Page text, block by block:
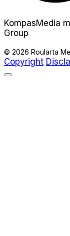
KompasMedia
Group
© 2026 Roularta
Copyright